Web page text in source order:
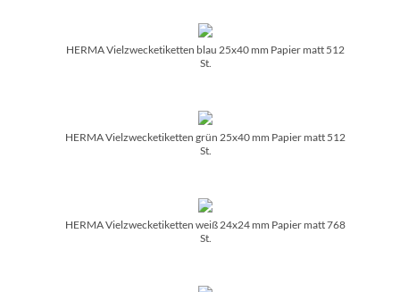
HERMA Vielzwecketiketten blau 25x40 mm Papier matt 512
St.
HERMA Vielzwecketiketten grün 25x40 mm Papier matt 512
St.
HERMA Vielzwecketiketten weiß 24x24 mm Papier matt 768
St.